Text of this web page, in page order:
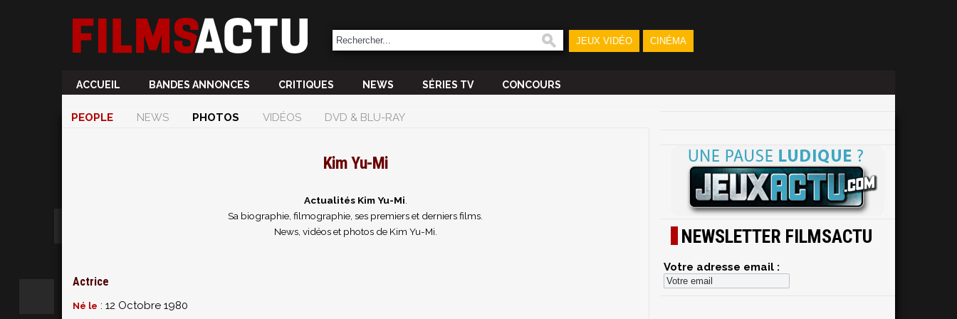
JEUX VIDÉO CINÉMA
ACCUEIL BANDES ANNONCES CRITIQUES NEWS SÉRIES TV CONCOURS
PEOPLE NEWS PHOTOS VIDÉOS DVD & BLU-RAY
Kim Yu-Mi
Actualités Kim Yu-Mi
Sa biographie, filmographie, ses premiers et derniers films.
News, vidéos et photos de Kim Yu-Mi.
Actrice
Né le : 12 Octobre 1980
NEWSLETTER FILMSACTU
Votre adresse email :